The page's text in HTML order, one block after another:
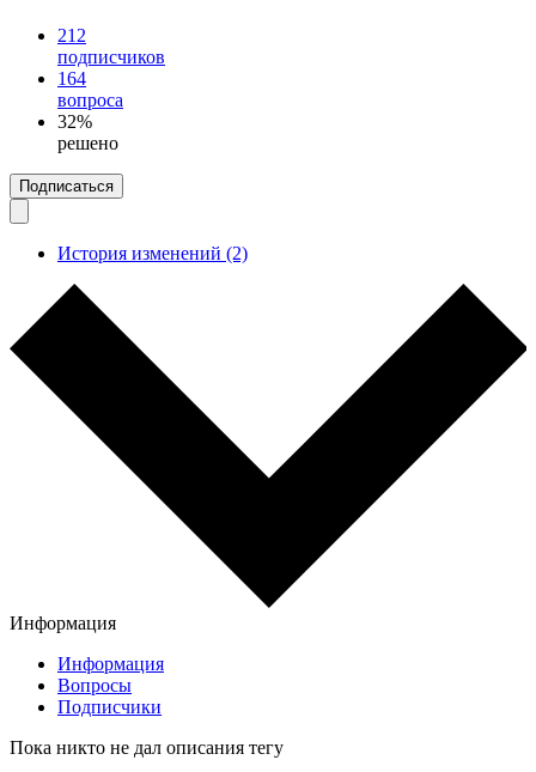
212
подписчиков
164
вопроса
32%
решено
Подписаться
История изменений (2)
Информация
Информация
Вопросы
Подписчики
Пока никто не дал описания тегу